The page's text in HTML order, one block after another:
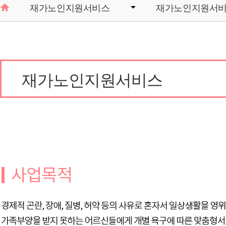
재가노인지원서비스 재가노인지원서
재가노인지원서비스